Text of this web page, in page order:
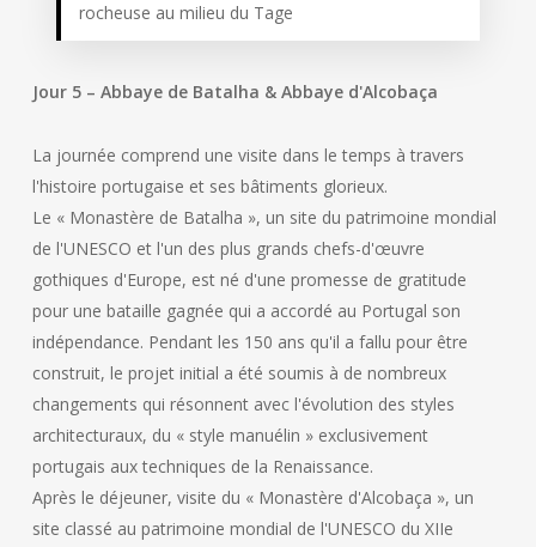
rocheuse au milieu du Tage
Jour 5 – Abbaye de Batalha & Abbaye d'Alcobaça
La journée comprend une visite dans le temps à travers
l'histoire portugaise et ses bâtiments glorieux.
Le « Monastère de Batalha », un site du patrimoine mondial
de l'UNESCO et l'un des plus grands chefs-d'œuvre
gothiques d'Europe, est né d'une promesse de gratitude
pour une bataille gagnée qui a accordé au Portugal son
indépendance. Pendant les 150 ans qu'il a fallu pour être
construit, le projet initial a été soumis à de nombreux
changements qui résonnent avec l'évolution des styles
architecturaux, du « style manuélin » exclusivement
portugais aux techniques de la Renaissance.
Après le déjeuner, visite du « Monastère d'Alcobaça », un
site classé au patrimoine mondial de l'UNESCO du XIIe